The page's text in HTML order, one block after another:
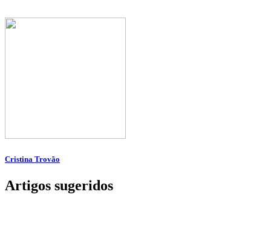
Cristina Trovão
Artigos sugeridos